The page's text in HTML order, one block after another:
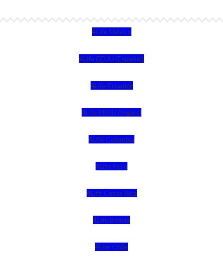
4Life México
4Life EEUU (Español)
4Life Ecuador
4Life EEUU (Inglés)
4Life Colombia
4Life Perú
4Life Costa Rica
4Life Bolivia
4Life Chile